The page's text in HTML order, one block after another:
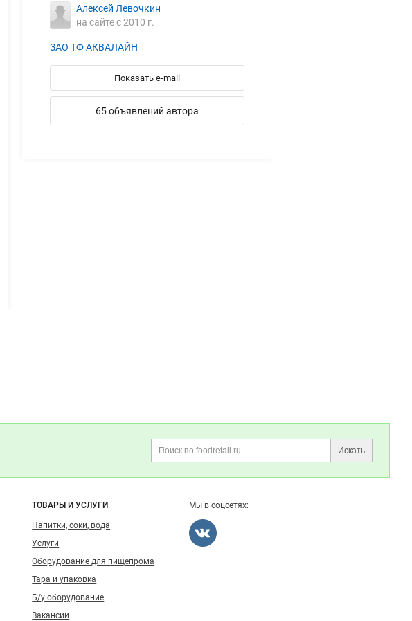
Алексей Левочкин
на сайте с 2010 г.
ЗАО ТФ АКВАЛАЙН
Показать e-mail
65 объявлений автора
Искать
ТОВАРЫ И УСЛУГИ
Напитки, соки, вода
Услуги
Оборудование для пищепрома
Тара и упаковка
Б/у оборудование
Вакансии
Мы в соцсетях: